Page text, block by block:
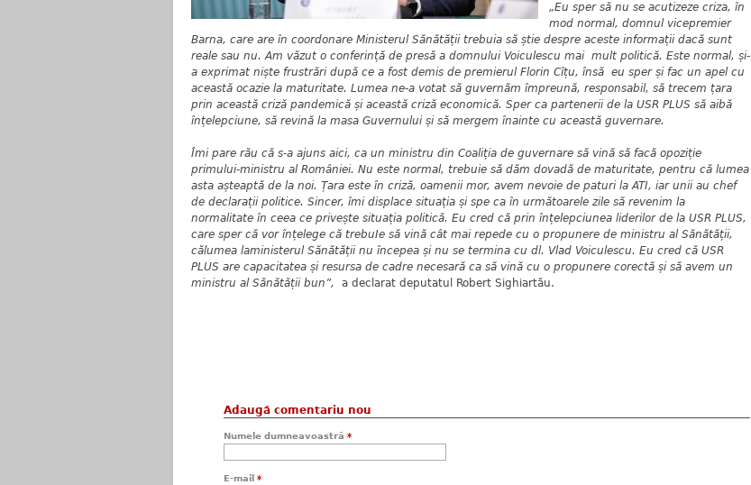
„Eu sper să nu se acutizeze criza, în
mod normal, domnul vicepremier
Barna, care are în coordonare Ministerul Sănătății trebuia să știe despre aceste informații dacă sunt
reale sau nu. Am văzut o conferință de presă a domnului Voiculescu mai mult politică. Este normal, și-
a exprimat niște frustrări după ce a fost demis de premierul Florin Cîțu, însă eu sper și fac un apel cu
această ocazie la maturitate. Lumea ne-a votat să guvernăm împreună, responsabil, să trecem țara
prin această criză pandemică și această criză economică. Sper ca partenerii de la USR PLUS să aibă
înțelepciune, să revină la masa Guvernului și să mergem înainte cu această guvernare.
Îmi pare rău că s-a ajuns aici, ca un ministru din Coaliția de guvernare să vină să facă opoziție
primului-ministru al României. Nu este normal, trebuie să dăm dovadă de maturitate, pentru că lumea
asta așteaptă de la noi. Țara este în criză, oamenii mor, avem nevoie de paturi la ATI, iar unii au chef
de declarații politice. Sincer, îmi displace situația și spe ca în următoarele zile să revenim la
normalitate în ceea ce privește situația politică. Eu cred că prin înțelepciunea liderilor de la USR PLUS,
care sper că vor înțelege că trebuIe să vină cât mai repede cu o propunere de ministru al Sănătății,
călumea laministerul Sănătății nu începea și nu se termina cu dl. Vlad Voiculescu. Eu cred că USR
PLUS are capacitatea și resursa de cadre necesară ca să vină cu o propunere corectă și să avem un
ministru al Sănătății bun”,
a declarat deputatul Robert Sighiartău.
Adaugă comentariu nou
Numele dumneavoastră *
E-mail *